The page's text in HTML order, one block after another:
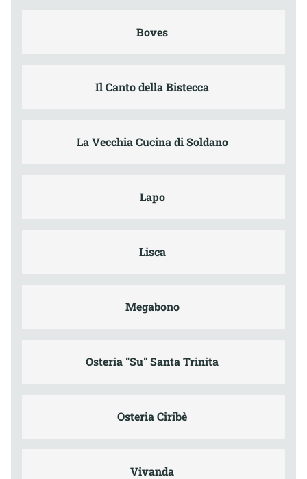
Boves
Il Canto della Bistecca
La Vecchia Cucina di Soldano
Lapo
Lisca
Megabono
Osteria "Su" Santa Trinita
Osteria Ciribè
Vivanda